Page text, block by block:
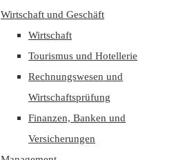
Wirtschaft und Geschäft
Wirtschaft
Tourismus und Hotellerie
Rechnungswesen und
Wirtschaftsprüfung
Finanzen, Banken und
Versicherungen